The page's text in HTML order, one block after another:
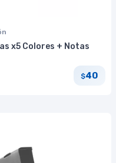
x5 Colores + Notas
$40